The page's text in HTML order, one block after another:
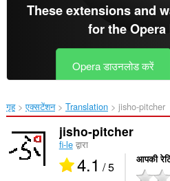
These extensions and
for the
Opera डाउनलोड करें
गृह एक्सटेंशन Translation jisho-pitcher‎
jisho-pitcher
fi-leद्वारा
4.1 / 5 आपकी